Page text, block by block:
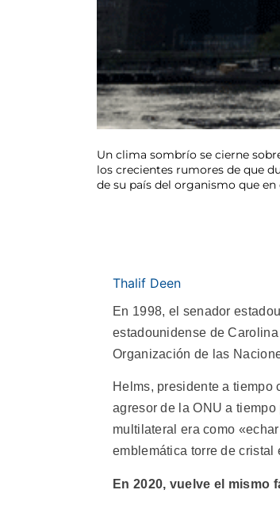
Un clima sombrío se cierne
los crecientes rumores de que
de su país del organismo que
Thalif Deen
En 1998, el senador
estadounidense de
Organización de las
Helms, presidente a
agresor de la ONU a
multilateral era como
emblemática torre de cristal
En 2020, vuelve el mismo